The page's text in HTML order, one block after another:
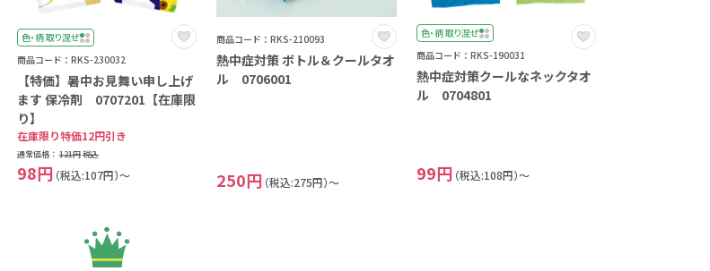
色・柄 取り混ぜ
商品コード：RKS-230032
【特価】暑中お見舞い申し上げ
ます 保冷剤 0707201【在庫限
り】
在庫限り特価12円引き
通常価格： 121円税込
98円 （税込:107円）～
商品コード：RKS-210093
熱中症対策 ボトル＆クールタオ
ル 0706001
250円 （税込:275円）～
色・柄 取り混ぜ
商品コード：RKS-190031
熱中症対策クールなネックタオ
ル 0704801
99円 （税込:108円）～